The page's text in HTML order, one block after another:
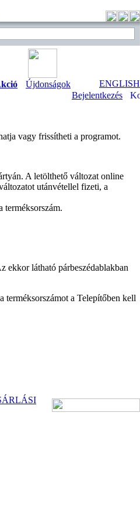
Újdonságok
ENGLISH
Bejelentkezés
vagy frissítheti a programot.
A letölthető változat online
utánvétellel fizeti, a
terméksorszám.
ekkor látható párbeszédablakban
terméksorszámot a Telepítőben kell